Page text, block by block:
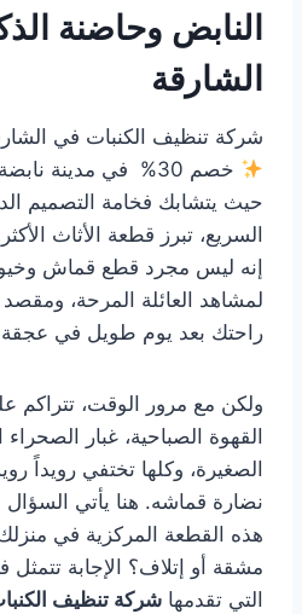
النابض وحاضنة
الشارقة
شركة تنظيف الكنبات في
خصم 30% في مدينة نابضة بالحياة مثل
حيث يتشابك فخامة التصميم
السريع، تبرز قطعة الأثاث
إنه ليس مجرد قطع قماش
لمشاهد العائلة المرحة،
راحتك بعد يوم طويل في عجقة
ولكن مع مرور الوقت، تتراكم
القهوة الصباحية، غبار الصحراء
الصغيرة، وكلها تختفي رويداً
نضارة قماشه. هنا يأتي
هذه القطعة المركزية في
مشقة أو إتلاف؟ الإجابة
التي تقدمها شركة تنظيف